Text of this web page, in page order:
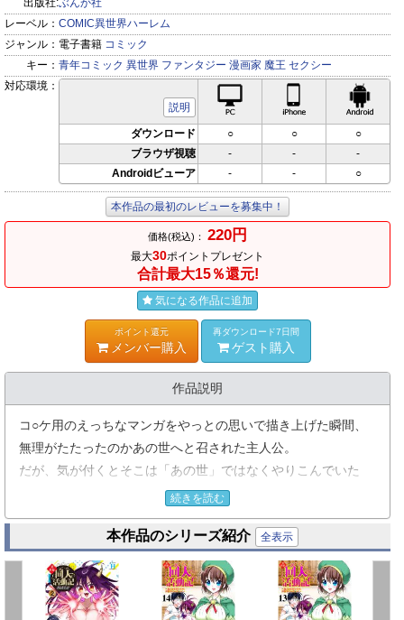
出版社:ぶんか社
レーベル： COMIC異世界ハーレム
ジャンル： 電子書籍 コミック
キー： 青年コミック 異世界 ファンタジー 漫画家 魔王 セクシー
対応環境：
説明
iPhone対応
ダウンロード ○ ○
○
ブラウザ視聴
- -
-
Androidビューア
- - ○
本作品の最初のレビューを募集中！
価格(税込)： 220円
最大30ポイントプレゼント
合計最大15％還元!
気になる作品に追加
ポイント還元
メンバー購入
再ダウンロード7日間
ゲスト購入
作品説明
コ○ケ用のえっちなマンガをやっとの思いで描き上げた瞬間、
無理がたたったのかあの世へと召された主人公。
だが、気が付くとそこは「あの世」ではなくやりこんでいた
RPGゲームの中の世界で、
美女ふたりが切り盛りする「魔法薬学館」のお手伝いのモブキ
ャラとして転生していた！
現状は把握したものの、よくある特別なスキルは何もない…。
だが、もしやと思って試してみると、現世で磨いた「絵を描く
能力」は持ってきていた！
続きを読む
本作品のシリーズ紹介 全表示